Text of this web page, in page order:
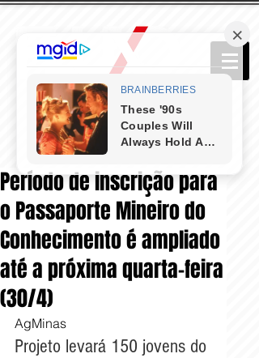
Período de inscrição para
o Passaporte Mineiro do
Conhecimento é ampliado
até a próxima quarta-feira
(30/4)
AgMinas
Projeto levará 150 jovens do